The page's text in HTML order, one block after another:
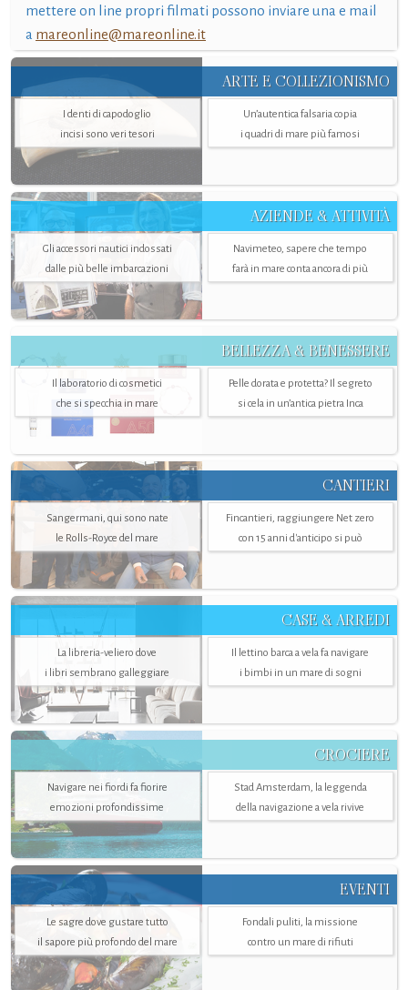
mettere on line propri filmati possono inviare una e mail
a mareonline@mareonline.it
ARTE E COLLEZIONISMO
I denti di capodoglio
incisi sono veri tesori
Un’autentica falsaria copia
i quadri di mare più famosi
AZIENDE & ATTIVITÀ
Gli accessori nautici indossati
dalle più belle imbarcazioni
Navimeteo, sapere che tempo
farà in mare conta ancora di più
BELLEZZA & BENESSERE
Il laboratorio di cosmetici
che si specchia in mare
Pelle dorata e protetta? Il segreto
si cela in un’antica pietra Inca
CANTIERI
Sangermani, qui sono nate
le Rolls-Royce del mare
Fincantieri, raggiungere Net zero
con 15 anni d'anticipo si può
CASE & ARREDI
La libreria-veliero dove
i libri sembrano galleggiare
Il lettino barca a vela fa navigare
i bimbi in un mare di sogni
CROCIERE
Navigare nei fiordi fa fiorire
emozioni profondissime
Stad Amsterdam, la leggenda
della navigazione a vela rivive
EVENTI
Le sagre dove gustare tutto
il sapore più profondo del mare
Fondali puliti, la missione
contro un mare di rifiuti